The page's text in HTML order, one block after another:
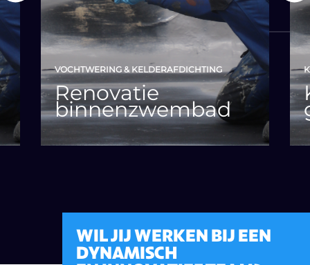
Renovatie
binnenzwembad
VOCHTWERING & KELDERAFDICHTING
WIL JIJ WERKEN BIJ EEN
DYNAMISCH